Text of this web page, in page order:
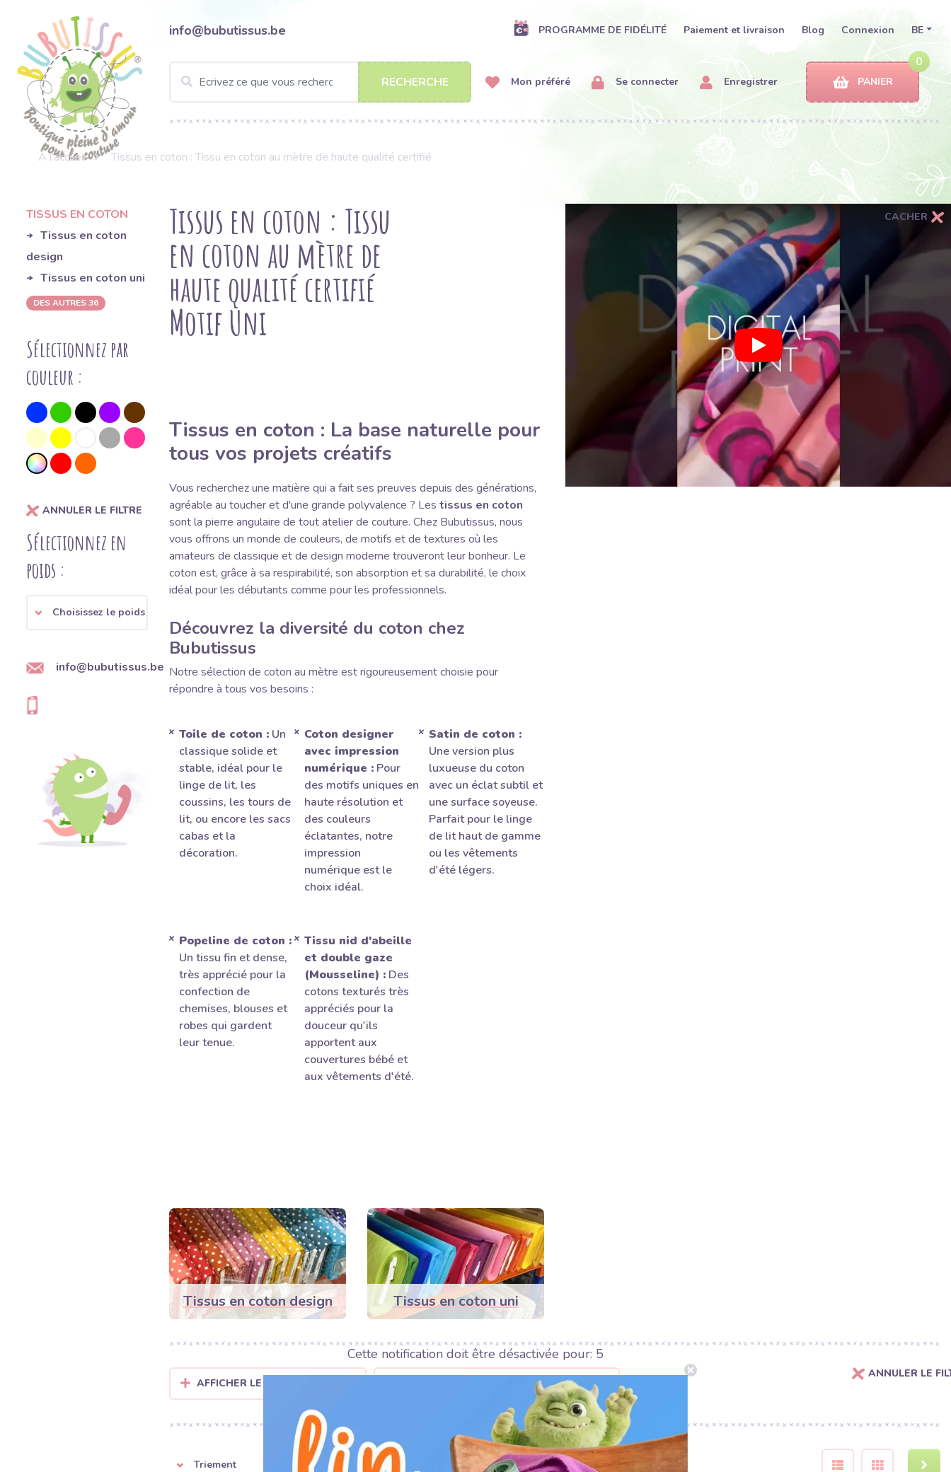
info@bubutissus.be PROGRAMME DE FIDÉLITÉ Paiement et livraison Blog Connexion BE
RECHERCHE Mon préféré Se connecter Enregistrer
0
PANIER
À l'accueil Tissus en coton : Tissu en coton au mètre de haute qualité certifié
TISSUS EN COTON
Tissus en coton
design
Tissus en coton uni
DES AUTRES 36
Sélectionnez par
couleur :
ANNULER LE FILTRE
Sélectionnez en
poids :
Choisissez le poids
info@bubutissus.be
Tissus en coton : Tissu
en coton au mètre de
haute qualité certifié
Motif Uni
Tissus en coton : La base naturelle pour
tous vos projets créatifs
Vous recherchez une matière qui a fait ses preuves depuis des générations,
agréable au toucher et d'une grande polyvalence ? Les tissus en coton
sont la pierre angulaire de tout atelier de couture. Chez Bubutissus, nous
vous offrons un monde de couleurs, de motifs et de textures où les
amateurs de classique et de design moderne trouveront leur bonheur. Le
coton est, grâce à sa respirabilité, son absorption et sa durabilité, le choix
idéal pour les débutants comme pour les professionnels.
Découvrez la diversité du coton chez
Bubutissus
Notre sélection de coton au mètre est rigoureusement choisie pour
répondre à tous vos besoins :
Toile de coton : Un
classique solide et
stable, idéal pour le
linge de lit, les
coussins, les tours de
lit, ou encore les sacs
cabas et la
décoration.
Coton designer
avec impression
numérique :Pour
des motifs uniques en
haute résolution et
des couleurs
éclatantes, notre
impression
numérique est le
choix idéal.
Satin de coton :
Une version plus
luxueuse du coton
avec un éclat subtil et
une surface soyeuse.
Parfait pour le linge
de lit haut de gamme
ou les vêtements
d'été légers.
Popeline de coton :
Un tissu fin et dense,
très apprécié pour la
confection de
chemises, blouses et
robes qui gardent
leur tenue.
Tissu nid d'abeille
et double gaze
(Mousseline) :Des
cotons texturés très
appréciés pour la
douceur qu'ils
apportent aux
couvertures bébé et
aux vêtements d'été.
CACHER
Tissus en coton design Tissus en coton uni
AFFICHER LE FILTRE PAR MOTIF AFFICHER LE FILTRE PAR UTILISATION
ANNULER LE
Triement
Cette notification doit être désactivée pour: 3